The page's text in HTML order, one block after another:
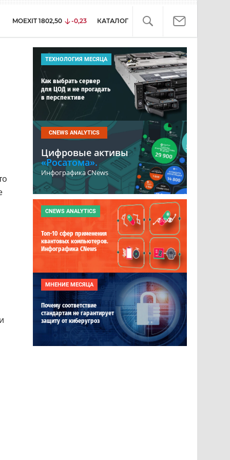
MOEXIT 1802,50 -0,23 КАТАЛОГ
ТЕХНОЛОГИЯ МЕСЯЦА
Как выбрать сервер
для ЦОД и не прогадать
в перспективе
CNEWS ANALYTICS
Цифровые активы
«Росатома».
Инфографика CNews
CNEWS ANALYTICS
Топ-10 сфер применения
квантовых компьютеров.
Инфографика CNews
МНЕНИЕ МЕСЯЦА
Почему соответствие
стандартам не гарантирует
защиту от киберугроз